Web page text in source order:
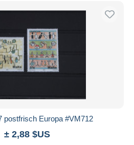
postfrisch Europa #VM712
± 2,88 $US